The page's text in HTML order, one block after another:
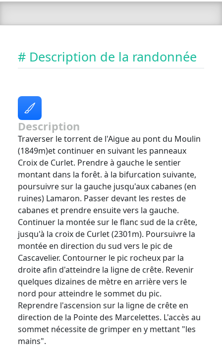
# Description de la randonnée
Description
Traverser le torrent de l'Aigue au pont du Moulin
(1849m)et continuer en suivant les panneaux
Croix de Curlet. Prendre à gauche le sentier
montant dans la forêt. à la bifurcation suivante,
poursuivre sur la gauche jusqu'aux cabanes (en
ruines) Lamaron. Passer devant les restes de
cabanes et prendre ensuite vers la gauche.
Continuer la montée sur le flanc sud de la crête,
jusqu'à la croix de Curlet (2301m). Poursuivre la
montée en direction du sud vers le pic de
Cascavelier. Contourner le pic rocheux par la
droite afin d'atteindre la ligne de crête. Revenir
quelques dizaines de mètre en arrière vers le
nord pour atteindre le sommet du pic.
Reprendre l'ascension sur la ligne de crête en
direction de la Pointe des Marcelettes. L'accès au
sommet nécessite de grimper en y mettant "les
mains".